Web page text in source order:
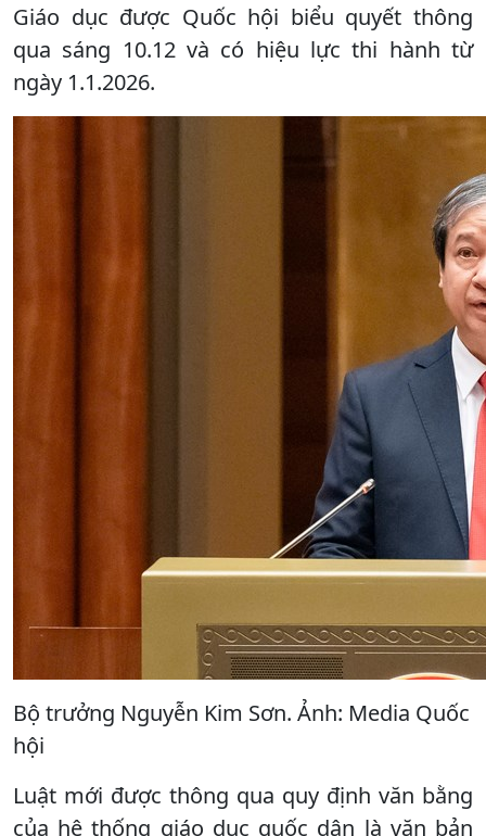
Giáo dục được Quốc hội biểu quyết thông
qua sáng 10.12 và có hiệu lực thi hành từ
ngày 1.1.2026.
Bộ trưởng Nguyễn Kim Sơn. Ảnh: Media Quốc
hội
Luật mới được thông qua quy định văn bằng
của hệ thống giáo dục quốc dân là văn bản